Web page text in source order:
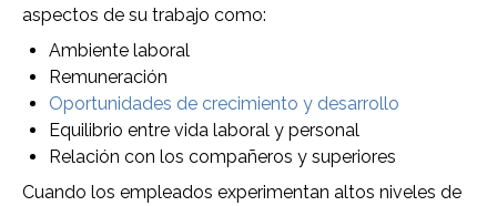
aspectos de su trabajo como:
Ambiente laboral
Remuneración
Oportunidades de crecimiento y desarrollo
Equilibrio entre vida laboral y personal
Relación con los compañeros y superiores
Cuando los empleados experimentan altos niveles de